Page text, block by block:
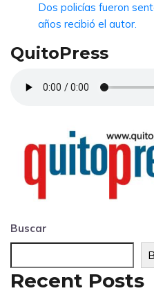
Dos policías fueron
años recibió el autor.
QuitoPress
Buscar
Recent Posts